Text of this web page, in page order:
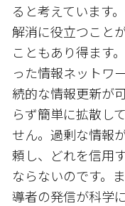
ると考えています
解消に役立つこと
こともあり得ます
った情報ネットワ
続的な情報更新が
らず簡単に拡散し
せん。過剰な情報
頼し、どれを信用
ならないのです。
導者の発信が科学